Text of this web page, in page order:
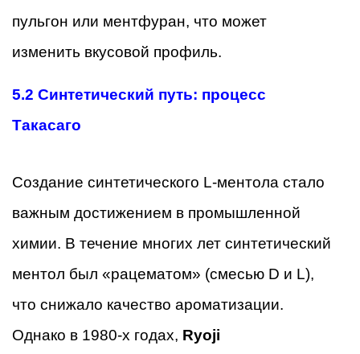
пульгон или ментфуран, что может
изменить вкусовой профиль.
5.2 Синтетический путь: процесс
Такасаго
Создание синтетического L-ментола стало
важным достижением в промышленной
химии. В течение многих лет синтетический
ментол был «рацематом» (смесью D и L),
что снижало качество ароматизации.
Однако в 1980-х годах, Ryoji